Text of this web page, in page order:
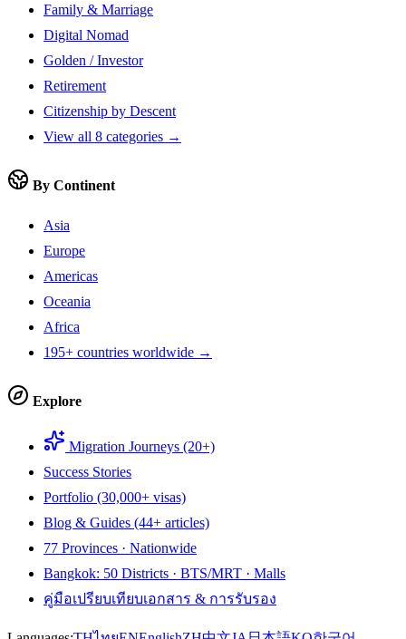
Family & Marriage
Digital Nomad
Golden / Investor
Retirement
Citizenship by Descent
View all 8 categories →
By Continent
Asia
Europe
Americas
Oceania
Africa
195+ countries worldwide →
Explore
Migration Journeys (20+)
Success Stories
Portfolio (30,000+ visas)
Blog & Guides (44+ articles)
77 Provinces · Nationwide
Bangkok: 50 Districts · BTS/MRT · Malls
คู่มือเปรียบเทียบเอกสาร & การรับรอง